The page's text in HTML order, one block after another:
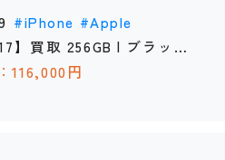
iPhone Apple
】買取 256GB | ブラッ
店》
116,000円